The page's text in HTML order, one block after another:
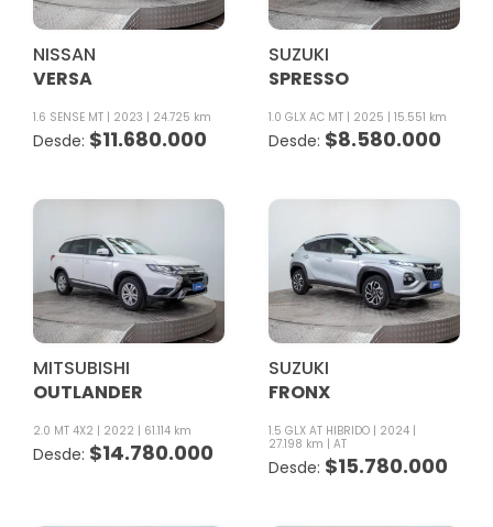
NISSAN
VERSA
1.6 SENSE MT 2023 24.725 km
$11.680.000
SUZUKI
SPRESSO
1.0 GLX AC MT 2025 15.551 km
$8.580.000
MITSUBISHI
OUTLANDER
2.0 MT 4X2 2022 61.114 km
$14.780.000
SUZUKI
FRONX
1.5 GLX AT HIBRIDO
2024
27.198 km
AT
$15.780.000